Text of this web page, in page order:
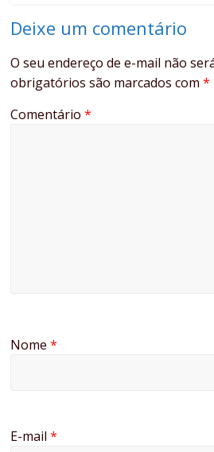
Deixe um comentário
O seu endereço de e-mail não
obrigatórios são marcados com*
Comentário*
Nome*
E-mail*